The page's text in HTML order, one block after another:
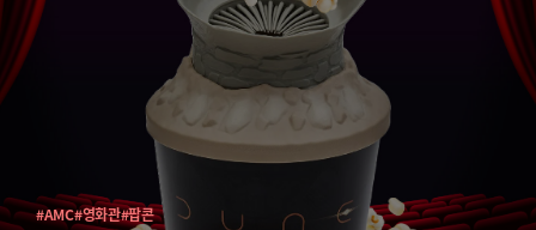
#AMC#영화관#팝콘